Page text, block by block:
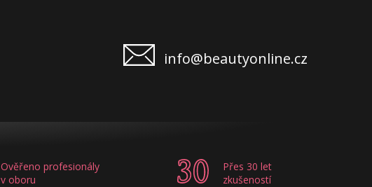
info@beautyonline.cz
Ověřeno profesionály
v oboru
Přes 30 let
zkušeností